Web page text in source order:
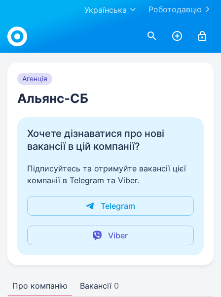
Роботодавцю
Українська
Work.ua
Агенція
Альянс-СБ
Хочете дізнаватися про нові
вакансії в цій компанії?
Підписуйтесь та отримуйте вакансії цієї
компанії в Telegram та Viber.
Telegram
Viber
Про компанію Вакансії 0